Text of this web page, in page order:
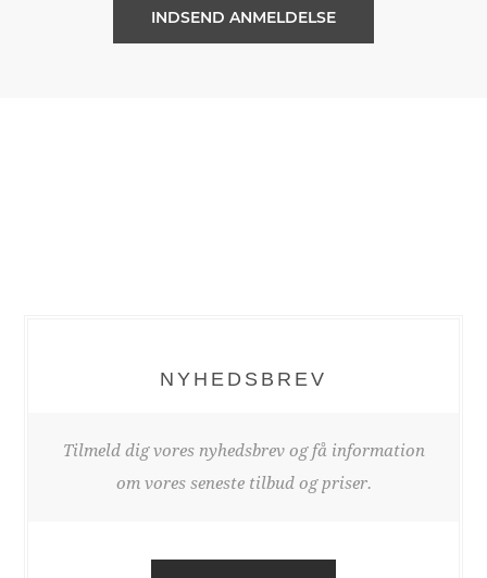
NYHEDSBREV
Tilmeld dig vores nyhedsbrev og få information
om vores seneste tilbud og priser.